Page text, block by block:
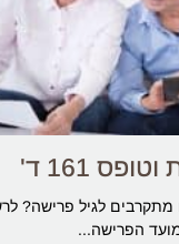
161 ד'
לגיל פרישה?
הפרישה...